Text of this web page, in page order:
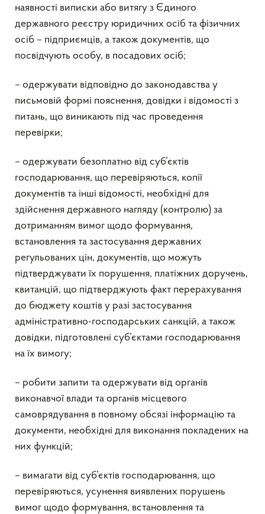
наявності виписки або витягу з Єдиного
державного реєстру юридичних осіб та фізичних
осіб – підприємців, а також документів, що
посвідчують особу, в посадових осіб;
– одержувати відповідно до законодавства у
письмовій формі пояснення, довідки і відомості з
питань, що виникають під час проведення
перевірки;
– одержувати безоплатно від суб’єктів
господарювання, що перевіряються, копії
документів та інші відомості, необхідні для
здійснення державного нагляду (контролю) за
дотриманням вимог щодо формування,
встановлення та застосування державних
регульованих цін, документів, що можуть
підтверджувати їх порушення, платіжних доручень,
квитанцій, що підтверджують факт перерахування
до бюджету коштів у разі застосування
адміністративно-господарських санкцій, а також
довідки, підготовлені суб’єктами господарювання
на їх вимогу;
– робити запити та одержувати від органів
виконавчої влади та органів місцевого
самоврядування в повному обсязі інформацію та
документи, необхідні для виконання покладених на
них функцій;
– вимагати від суб’єктів господарювання, що
перевіряються, усунення виявлених порушень
вимог щодо формування, встановлення та